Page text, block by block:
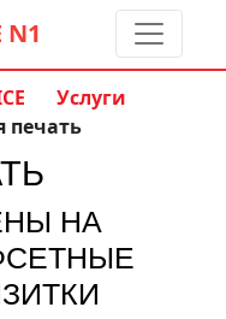
N1
8 495 797-35-59
звоните с 10 до 19 пн-сб
Обратный звонок
Услуги
печать
НА